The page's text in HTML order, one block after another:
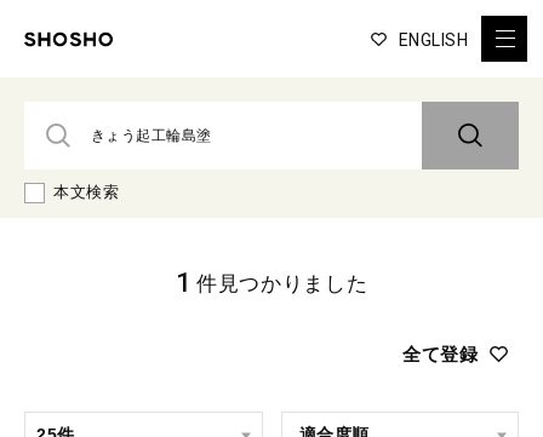
ENGLISH
本文検索
全て登録
1 件見つかりました